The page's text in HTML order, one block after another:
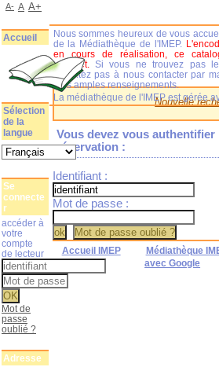
Nouvelle
Vous devez vous
réservation :
Identifiant :
Mot de passe :
Accueil IMEP Médiathèque
avec Google
Nous sommes heureux de vous
de la Médiathèque de l'IMEP.
en cours de réalisation, ce
complet.
Si vous ne trouvez pas
n'hésitez pas à nous contacter par
plus amples renseignements.
La médiathèque de l'IMEP est gérée
A- A A+
Accueil
Sélection
de la
langue
Se
connecte
r
accéder à
votre
compte
de lecteur
Mot de
passe
oublié ?
Adresse